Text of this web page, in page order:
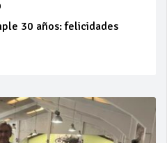
30 años: felicidades